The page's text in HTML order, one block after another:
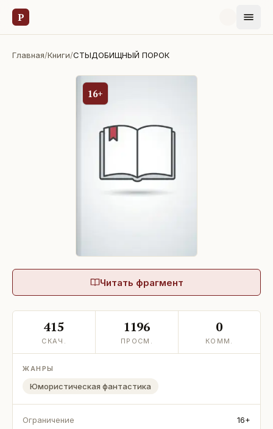
Р
Главная/Книги/СТЫДОБИЩНЫЙ ПОРОК
16+
Читать фрагмент
415
СКАЧ.
1196
ПРОСМ.
0
КОММ.
ЖАНРЫ
Юмористическая фантастика
Ограничение
16+